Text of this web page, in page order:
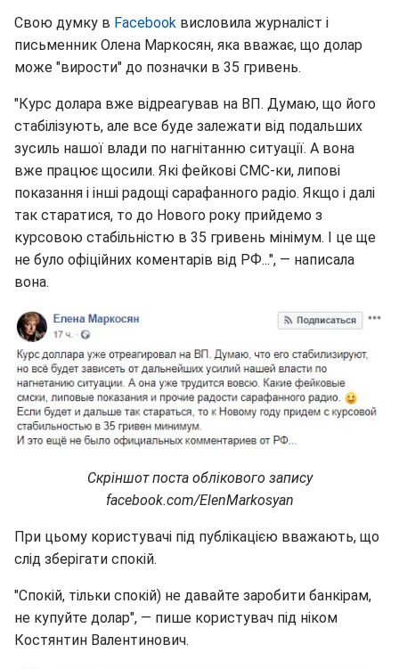
Свою думку в Facebook висловила журналіст і
письменник Олена Маркосян, яка вважає, що долар
може "вирости" до позначки в 35 гривень.
"Курс долара вже відреагував на ВП. Думаю, що його
стабілізують, але все буде залежати від подальших
зусиль нашої влади по нагнітанню ситуації. А вона
вже працює щосили. Які фейкові СМС-ки, липові
показання і інші радощі сарафанного радіо. Якщо і далі
так старатися, то до Нового року прийдемо з
курсовою стабільністю в 35 гривень мінімум. І це ще
не було офіційних коментарів від РФ...", — написала
вона.
Скріншот поста облікового запису
facebook.com/ElenMarkosyan
При цьому користувачі під публікацією вважають, що
слід зберігати спокій.
"Спокій, тільки спокій) не давайте заробити банкірам,
не купуйте долар", — пише користувач під ніком
Костянтин Валентинович.